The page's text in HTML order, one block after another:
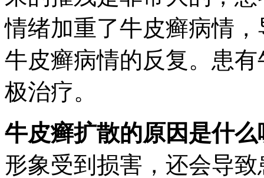
情绪加重了牛皮癣病情
牛皮癣病情的反复。患
极治疗。
牛皮癣扩散的原因是什么
形象受到损害，还会导